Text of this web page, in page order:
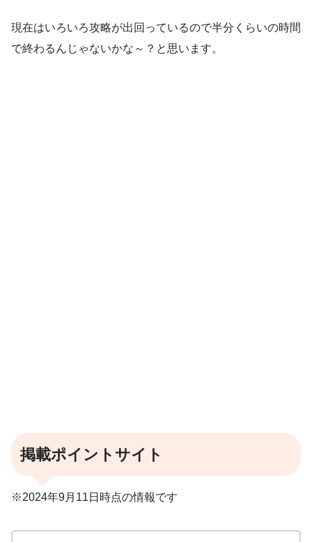
現在はいろいろ攻略が出回っているので半分くらいの時間
で終わるんじゃないかな～？と思います。
掲載ポイントサイト
※2024年9月11日時点の情報です